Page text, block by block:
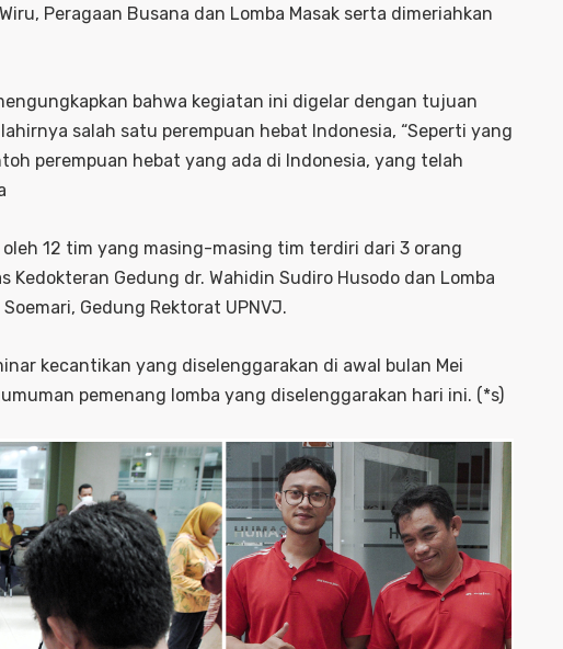
Peragaan Busana dan Lomba Masak serta dimeriahkan
bahwa kegiatan ini digelar dengan tujuan
salah satu perempuan hebat Indonesia, “Seperti yang
perempuan hebat yang ada di Indonesia, yang telah
12 tim yang masing-masing tim terdiri dari 3 orang
Gedung dr. Wahidin Sudiro Husodo dan Lomba
Gedung Rektorat UPNVJ.
kecantikan yang diselenggarakan di awal bulan Mei
pemenang lomba yang diselenggarakan hari ini. (*s)